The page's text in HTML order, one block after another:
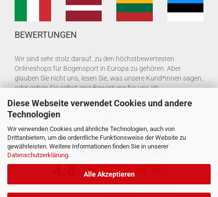
Diese Webseite verwendet Cookies und andere
Technologien
Wir verwenden Cookies und ähnliche Technologien, auch von
Drittanbietern, um die ordentliche Funktionsweise der Website zu
gewährleisten. Weitere Informationen finden Sie in unserer
Datenschutzerklärung.
Alle Akzeptieren
BEWERTUNGEN
Wir sind sehr stolz darauf, zu den höchstbewertesten
Onlineshops für Bogensport in Europa zu gehören. Aber
glauben Sie nicht uns, lesen Sie, was unsere Kund*innen sagen,
oder geben Sie selbst eine Bewertung für uns ab: